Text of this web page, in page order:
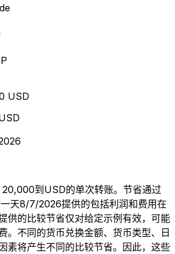
USD
20,000到USD的单次转账。节省通过
天8/7/2026提供的包括利润和费用在
供的比较节省仅对给定示例有效，可能
。不同的货币兑换金额、货币类型、日
素将产生不同的比较节省。因此，这些